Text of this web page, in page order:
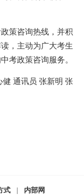
策咨询热线，并积
，主动为广大考生
考政策咨询服务。
通讯员 张新明 张
式 内部网